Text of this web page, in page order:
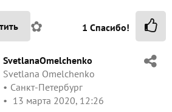
✿ 1 Спасибо!
SvetlanaOmelchenko
Svetlana Omelchenko
Санкт-Петербург
13 марта 2020, 12:26